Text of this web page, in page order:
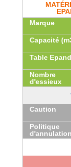
Marque
Capacité
Table
Nombre
d'essieux
Caution
Politique
d'annulation